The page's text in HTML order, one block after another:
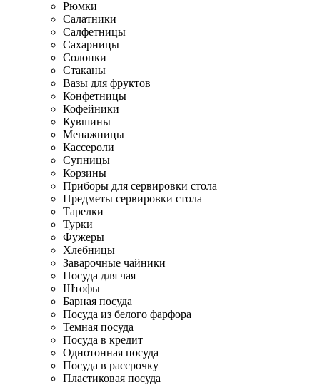
Рюмки
Салатники
Салфетницы
Сахарницы
Солонки
Стаканы
Вазы для фруктов
Конфетницы
Кофейники
Кувшины
Менажницы
Кассероли
Супницы
Корзины
Приборы для сервировки стола
Предметы сервировки стола
Тарелки
Турки
Фужеры
Хлебницы
Заварочные чайники
Посуда для чая
Штофы
Барная посуда
Посуда из белого фарфора
Темная посуда
Посуда в кредит
Однотонная посуда
Посуда в рассрочку
Пластиковая посуда